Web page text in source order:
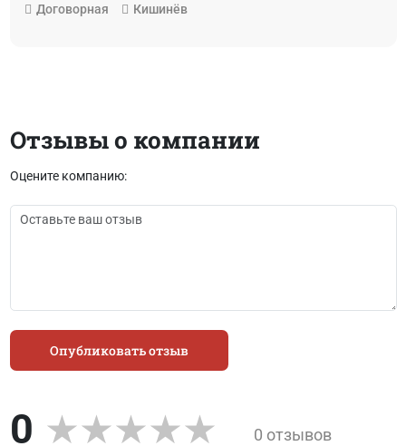
Договорная Кишинёв
Отзывы о компании
Оцените компанию:
Опубликовать отзыв
0 0 отзывов